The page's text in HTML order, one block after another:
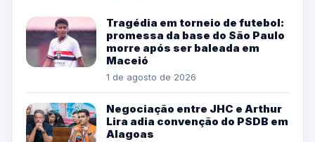
Tragédia em torneio de futebol:
promessa da base do São Paulo
morre após ser baleada em
Maceió
1 de agosto de 2026
Negociação entre JHC e Arthur
Lira adia convenção do PSDB em
Alagoas